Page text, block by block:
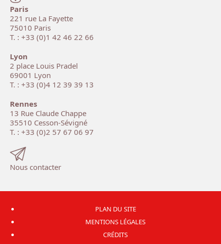
Paris
221 rue La Fayette
75010 Paris
T. : +33 (0)1 42 46 22 66
Lyon
2 place Louis Pradel
69001 Lyon
T. : +33 (0)4 12 39 39 13
Rennes
13 Rue Claude Chappe
35510 Cesson-Sévigné
T. : +33 (0)2 57 67 06 97
Nous contacter
PLAN DU SITE
MENTIONS LÉGALES
CRÉDITS